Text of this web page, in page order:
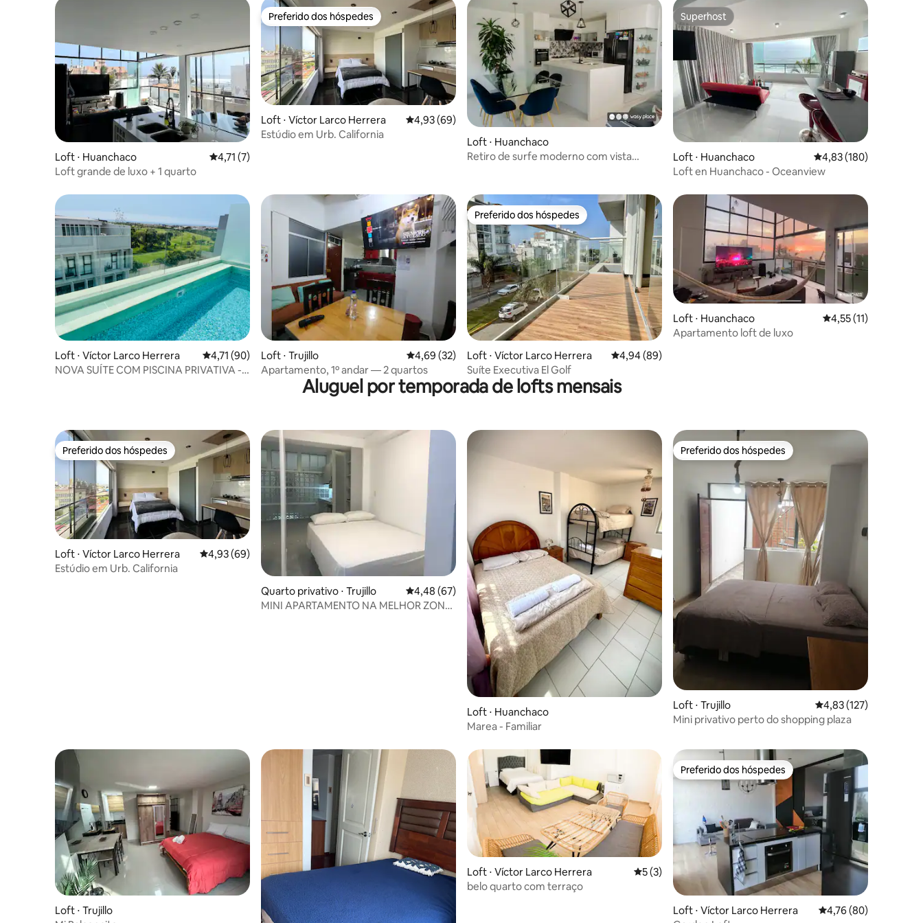
Loft ⋅ Huanchaco 4,71 de uma avaliação média de 5, 7 avaliações
4,71 (7)
Loft grande de luxo + 1 quarto
Preferido dos hóspedes
Preferido dos hóspedes
Loft ⋅ Víctor Larco Herrera 4,93 de uma avaliação média de 5, 69 avaliações
4,93 (69)
Estúdio em Urb. California
Loft ⋅ Huanchaco
Retiro de surfe moderno com vista
Superhost
Superhost
Loft ⋅ Huanchaco 4,83 de uma avaliação
4,83 (180)
Loft en Huanchaco - Oceanview
Loft ⋅ Víctor Larco Herrera 4,71 de uma avaliação média de 5, 90 avaliações
4,71 (90)
NOVA SUÍTE COM PISCINA PRIVATIVA -
Loft ⋅ Trujillo 4,69 de uma avaliação média de 5, 32 avaliações
4,69 (32)
Apartamento, 1º andar — 2 quartos
Preferido dos hóspedes
Preferido dos hóspedes
Loft ⋅ Víctor Larco Herrera 4,94 de uma avaliação média de 5, 89 avaliações
4,94 (89)
Suíte Executiva El Golf
Loft ⋅ Huanchaco 4,55 de uma
4,55 (11)
Apartamento loft de luxo
Aluguel por temporada de lofts mensais
Preferido dos hóspedes
Preferido dos hóspedes
Loft ⋅ Víctor Larco Herrera 4,93 de uma avaliação média de 5, 69 avaliações
4,93 (69)
Estúdio em Urb. California
Quarto privativo ⋅ Trujillo
4,48 de uma avaliação média de 5, 67 avaliações
4,48 (67)
MINI APARTAMENTO NA MELHOR ZONA
Loft ⋅ Huanchaco
Marea - Familiar
Preferido dos hóspedes
Preferido dos hóspedes
Loft ⋅ Trujillo 4,83 de uma avaliação
4,83 (127)
Mini privativo perto do shopping plaza
Loft ⋅ Trujillo
Loft ⋅ Víctor Larco Herrera 5 de uma avaliação média de 5, 3 avaliações
5 (3)
belo quarto com terraço
Preferido dos hóspedes
Preferido dos hóspedes
Loft ⋅ Víctor Larco Herrera 4,76 de uma
4,76 (80)